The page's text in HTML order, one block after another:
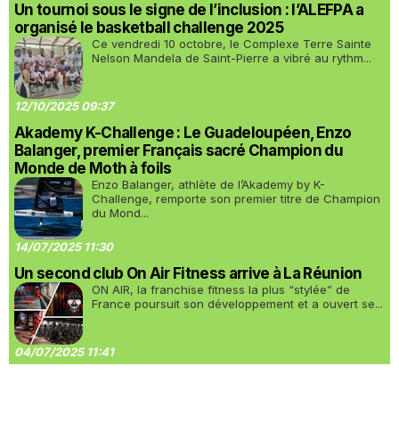
Un tournoi sous le signe de l’inclusion : l’ALEFPA a
organisé le basketball challenge 2025
Ce vendredi 10 octobre, le Complexe Terre Sainte
Nelson Mandela de Saint-Pierre a vibré au rythm...
12/10/2025 09:37
Akademy K-Challenge : Le Guadeloupéen, Enzo
Balanger, premier Français sacré Champion du
Monde de Moth à foils
Enzo Balanger, athlète de l’Akademy by K-
Challenge, remporte son premier titre de Champion
du Mond...
14/07/2025 11:30
Un second club On Air Fitness arrive à La Réunion
ON AIR, la franchise fitness la plus “stylée” de
France poursuit son développement et a ouvert se...
04/07/2025 11:41